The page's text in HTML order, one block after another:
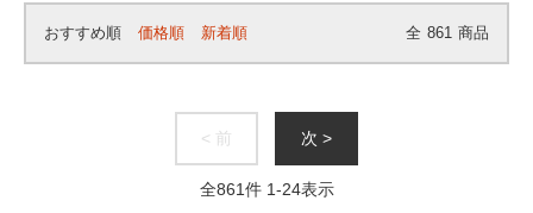
おすすめ順 価格順 新着順 全 861 商品
< 前 次 >
全861件 1-24表示